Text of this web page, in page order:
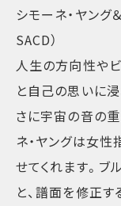
シモーネ・ヤング
SACD）
人生の方向性やビ
と自己の思いに
さに宇宙の音の
ネ・ヤングは女
せてくれます。ブ
と、譜面を修正